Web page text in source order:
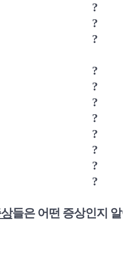
?
?
?
?
?
?
?
?
?
?
?
들은 어떤 증상인지